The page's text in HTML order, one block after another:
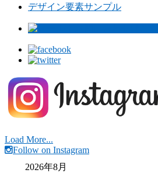
デザイン要素サンプル
Load More...
Follow on Instagram
2026年8月